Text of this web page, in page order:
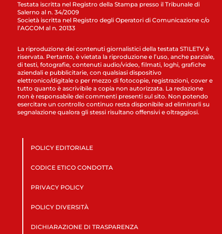
Testata iscritta nel Registro della Stampa presso il Tribunale di
Salerno al n. 34/2009
Società iscritta nel Registro degli Operatori di Comunicazione c/o
l’AGCOM al n. 20133
La riproduzione dei contenuti giornalistici della testata STILETV è
riservata. Pertanto, è vietata la riproduzione e l’uso, anche parziale,
di testi, fotografie, contenuti audio/video, filmati, loghi, grafiche
aziendali e pubblicitarie, con qualsiasi dispositivo
elettronico/digitale o per mezzo di fotocopie, registrazioni, cover e
tutto quanto è ascrivibile a copia non autorizzata. La redazione
non è responsabile dei commenti presenti sul sito. Non potendo
esercitare un controllo continuo resta disponibile ad eliminarli su
segnalazione qualora gli stessi risultano offensivi e oltraggiosi.
POLICY EDITORIALE
CODICE ETICO CONDOTTA
PRIVACY POLICY
POLICY DIVERSITÀ
DICHIARAZIONE DI TRASPARENZA